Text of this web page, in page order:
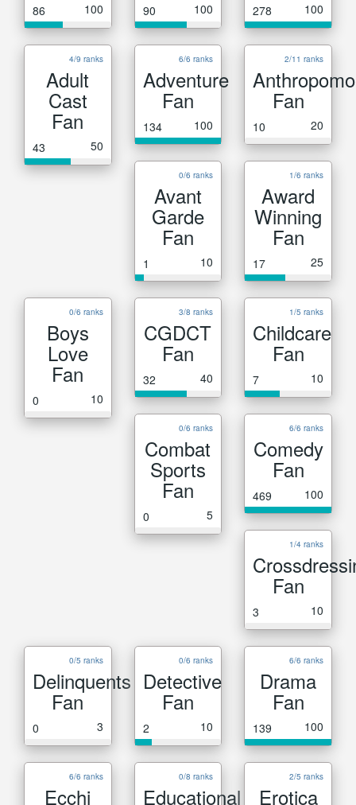
86 100 90 100 278 100
4/9 ranks
Adult
Cast
Fan
43 50
6/6 ranks
Adventure
Fan
134 100
2/11 ranks
Fan
10 20
0/6 ranks
Avant
Garde
Fan
1 10
1/6 ranks
Award
Winning
Fan
17 25
0/6 ranks
Boys
Love
Fan
0 10
3/8 ranks
CGDCT
Fan
32 40
1/5 ranks
Childcare
Fan
7 10
0/6 ranks
Combat
Sports
Fan
0 5
6/6 ranks
Comedy
Fan
469 100
1/4 ranks
Fan
3 10
0/5 ranks
Delinquents
Fan
0 3
0/6 ranks
Detective
Fan
2 10
6/6 ranks
Drama
Fan
139 100
6/6 ranks
Ecchi
0/8 ranks
Educational
2/5 ranks
Erotica